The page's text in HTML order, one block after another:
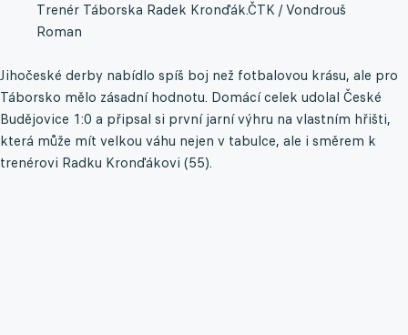
Trenér Táborska Radek Kronďák.ČTK / Vondrouš
Roman
Jihočeské derby nabídlo spíš boj než fotbalovou krásu, ale pro
Táborsko mělo zásadní hodnotu. Domácí celek udolal České
Budějovice 1:0 a připsal si první jarní výhru na vlastním hřišti,
která může mít velkou váhu nejen v tabulce, ale i směrem k
trenérovi Radku Kronďákovi (55).